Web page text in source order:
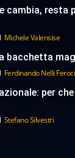
cambia, resta
Michele Valensise
bacchetta
Ferdinando Nelli Feroci
per
Stefano Silvestri